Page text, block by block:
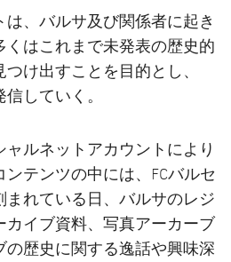
、バルサ及び関係者に起き
くはこれまで未発表の歴史的
け出すことを目的とし、
していく。
ルネットアカウントにより
テンツの中には、FCバルセ
まれている日、バルサのレジ
カイブ資料、写真アーカーブ
歴史に関する逸話や興味深